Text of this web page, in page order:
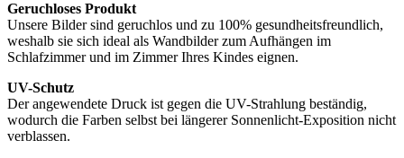
Geruchloses Produkt
Unsere Bilder sind geruchlos und zu 100% gesundheitsfreundlich,
weshalb sie sich ideal als Wandbilder zum Aufhängen im
Schlafzimmer und im Zimmer Ihres Kindes eignen.
UV-Schutz
Der angewendete Druck ist gegen die UV-Strahlung beständig,
wodurch die Farben selbst bei längerer Sonnenlicht-Exposition nicht
verblassen.